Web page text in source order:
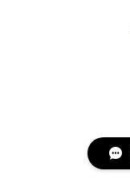
Early Dancehall